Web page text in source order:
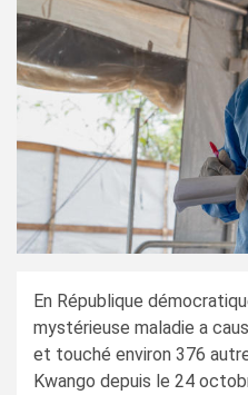
En République
mystérieuse maladie a
et touché environ 376
Kwango depuis le 24